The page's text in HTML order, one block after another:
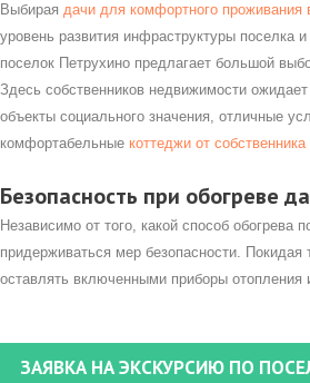
ЗАЯВКА НА ЭКСКУРСИЮ ПО
Выбирая дачи для комфортного проживания
уровень развития инфраструктуры
поселок Петрухино предлагает большой
Здесь собственников недвижимости
объекты социального значения, отличные
комфортабельные коттеджи от
Безопасность при обогреве
Независимо от того, какой способ
придерживаться мер безопасности.
оставлять включенными приборы